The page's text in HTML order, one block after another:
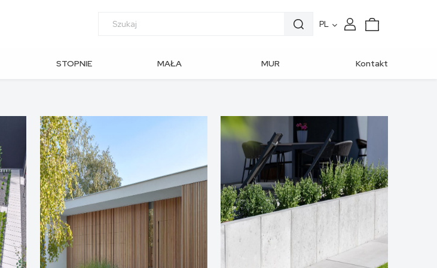
PL
STOPNIE MAŁA MUR Kontakt